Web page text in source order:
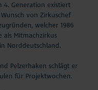
4. Generation existiert
von Zirkuschef
welcher 1986
als Mitmachzirkus
Norddeutschland.
Pelzerhaken schlägt er
für Projektwochen.